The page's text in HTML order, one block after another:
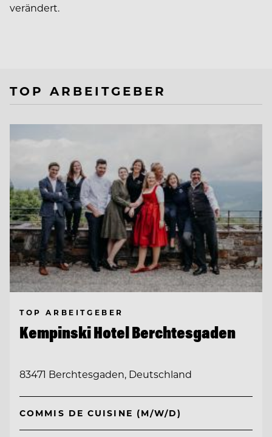
verändert.
TOP ARBEITGEBER
TOP ARBEITGEBER
Kempinski Hotel Berchtesgaden
83471 Berchtesgaden, Deutschland
COMMIS DE CUISINE (M/W/D)